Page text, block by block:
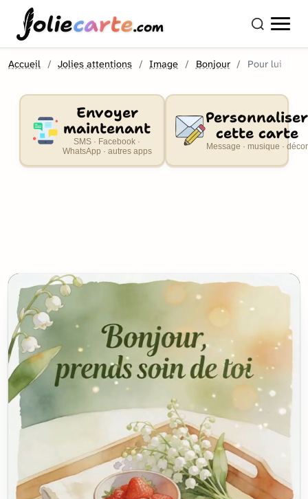
oliecarte.com
Accueil Jolies attentions Image Bonjour Pour lui
Envoyer
maintenant
SMS · Facebook ·
WhatsApp · autres apps
Personnaliser
cette carte
Message · musique · décor